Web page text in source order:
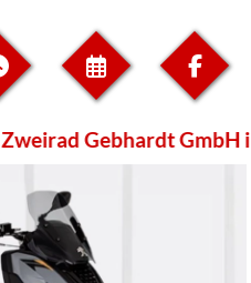
Zweirad Gebhardt GmbH